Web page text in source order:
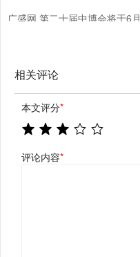
广盛网 第二十届中博会将于6月
相关评论
本文评分*
评论内容*